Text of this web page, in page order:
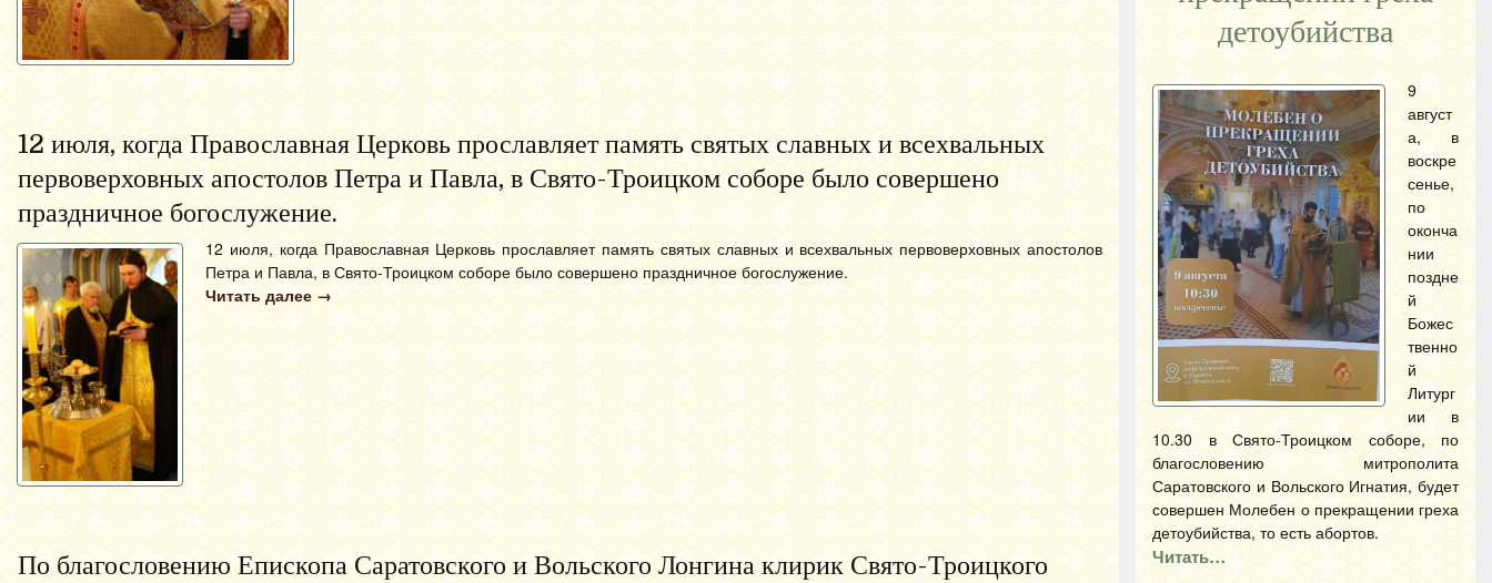
12 июля, когда Православная Церковь прославляет память святых славных и всехвальных
первоверховных апостолов Петра и Павла, в Свято-Троицком соборе было совершено
праздничное богослужение.
12 июля, когда Православная Церковь прославляет память святых славных и всехвальных первоверховных апостолов
Петра и Павла, в Свято-Троицком соборе было совершено праздничное богослужение.
Читать далее →
По благословению Епископа Саратовского и Вольского Лонгина клирик Свято-Троицкого
детоубийства
9
август
а, в
воскре
сенье,
по
оконча
нии
поздне
й
Божес
твенно
й
Литург
ии в
10.30 в Свято-Троицком соборе, по
благословению митрополита
Саратовского и Вольского Игнатия, будет
совершен Молебен о прекращении греха
детоубийства, то есть абортов.
Читать…